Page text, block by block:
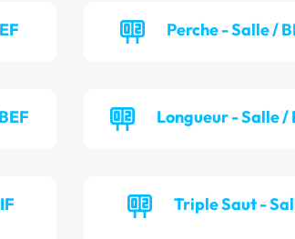
Perche - Salle /
Longueur - Salle /
Triple Saut -